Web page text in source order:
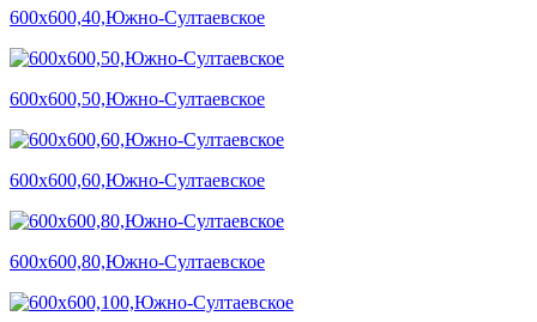
600х600,40,Южно-Султаевское
600х600,50,Южно-Султаевское
600х600,60,Южно-Султаевское
600х600,80,Южно-Султаевское